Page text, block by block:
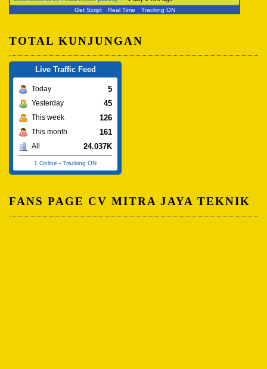
Get Script Real Time Tracking ON
TOTAL KUNJUNGAN
Live Traffic Feed
Today 5
Yesterday 45
This week 126
This month 161
All 24.037K
1 Online - Tracking ON
FANS PAGE CV MITRA JAYA TEKNIK